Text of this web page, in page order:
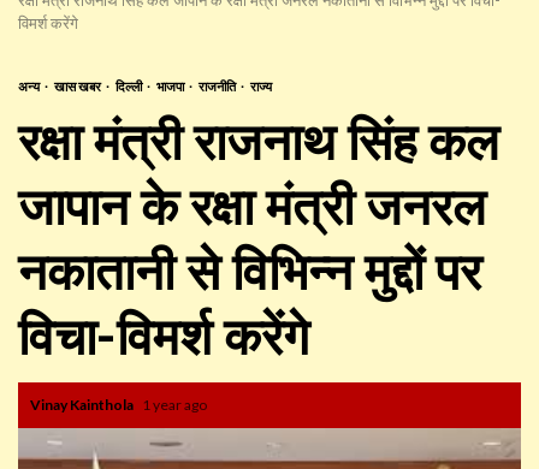
विमर्श करेंगे
अन्य खास खबर दिल्ली भाजपा राजनीति राज्य
रक्षा मंत्री राजनाथ सिंह कल
जापान के रक्षा मंत्री जनरल
नकातानी से विभिन्न मुद्दों पर
विचा-विमर्श करेंगे
Vinay Kainthola 1 year ago